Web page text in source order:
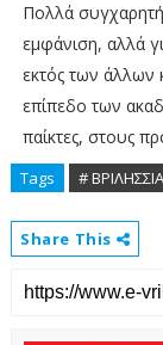
Πολλά
εμφάνιση, αλλά
εκτός των άλλων
επίπεδο των
παίκτες, στους
Tags # ΒΡΙΛΗΣΣΙΑ
Share This